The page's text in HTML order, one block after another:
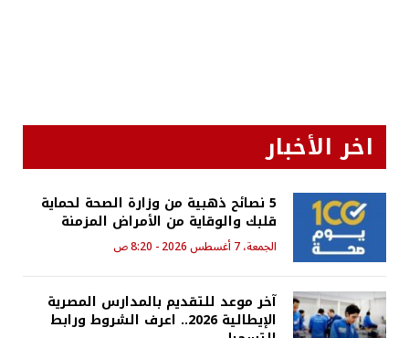
اخر الأخبار
5 نصائح ذهبية من وزارة الصحة لحماية
قلبك والوقاية من الأمراض المزمنة
الجمعة، 7 أغسطس 2026 - 8:20 ص
آخر موعد للتقديم بالمدارس المصرية
الإيطالية 2026.. اعرف الشروط ورابط